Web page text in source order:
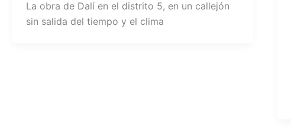
La obra de Dalí en el distrito 5, en un callejón
sin salida del tiempo y el clima